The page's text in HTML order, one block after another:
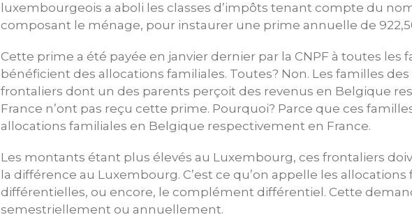
luxembourgeois a aboli les classes d’impôts tenant compte du
composant le ménage, pour instaurer une prime annuelle de
Cette prime a été payée en janvier dernier par la CNPF à toutes les
bénéficient des allocations familiales. Toutes? Non. Les familles
frontaliers dont un des parents perçoit des revenus en Belgique
France n’ont pas reçu cette prime. Pourquoi? Parce que ces
allocations familiales en Belgique respectivement en France.
Les montants étant plus élevés au Luxembourg, ces frontaliers
la différence au Luxembourg. C’est ce qu’on appelle les allocations
différentielles, ou encore, le complément différentiel. Cette
semestriellement ou annuellement.